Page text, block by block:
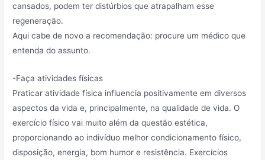
cansados, podem ter distúrbios que atrapalham esse
regeneração.
Aqui cabe de novo a recomendação: procure um médico que
entenda do assunto.
-Faça atividades físicas
Praticar atividade física influencia positivamente em diversos
aspectos da vida e, principalmente, na qualidade de vida. O
exercício físico vai muito além da questão estética,
proporcionando ao indivíduo melhor condicionamento físico,
disposição, energia, bom humor e resistência. Exercícios